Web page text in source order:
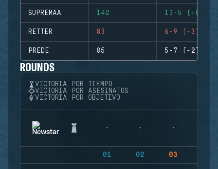
SUPREMAA 142 13-5 (+8)
RETTER 83 6-9 (-3)
PREDE 85 5-7 (-2)
ROUNDS
VICTORIA POR TIEMPO
VICTORIA POR ASESINATOS
VICTORIA POR OBJETIVO
01 02 03